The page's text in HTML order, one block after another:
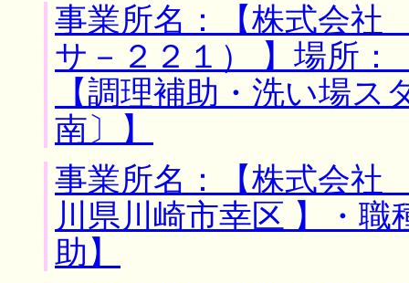
事業所名：【株式会
サ－２２１） 】場所：
【調理補助・洗い場
南〕】
事業所名：【株式会
川県川崎市幸区 】・
助】